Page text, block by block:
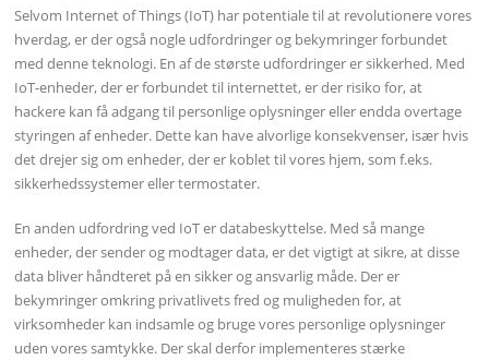
Selvom Internet of Things (IoT) har potentiale til at revolutionere vores
hverdag, er der også nogle udfordringer og bekymringer forbundet
med denne teknologi. En af de største udfordringer er sikkerhed. Med
IoT-enheder, der er forbundet til internettet, er der risiko for, at
hackere kan få adgang til personlige oplysninger eller endda overtage
styringen af enheder. Dette kan have alvorlige konsekvenser, især hvis
det drejer sig om enheder, der er koblet til vores hjem, som f.eks.
sikkerhedssystemer eller termostater.
En anden udfordring ved IoT er databeskyttelse. Med så mange
enheder, der sender og modtager data, er det vigtigt at sikre, at disse
data bliver håndteret på en sikker og ansvarlig måde. Der er
bekymringer omkring privatlivets fred og muligheden for, at
virksomheder kan indsamle og bruge vores personlige oplysninger
uden vores samtykke. Der skal derfor implementeres stærke